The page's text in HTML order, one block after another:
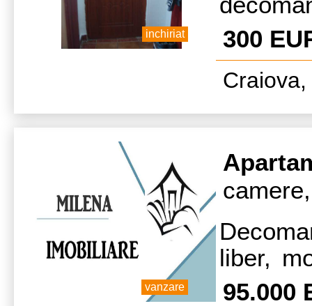
inchiriat
aragaz,
300
Craiova,
vanzare
liber,
Tel
95.000